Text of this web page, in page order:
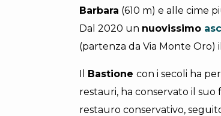
Barbara (610 m) e alle cime
Dal 2020 un nuovissimo
(partenza da Via Monte Oro)
Il Bastione con i secoli ha
restauri, ha conservato il suo
restauro conservativo,